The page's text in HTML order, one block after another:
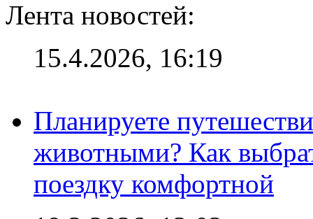
Лента новостей:
15.4.2026, 16:19
Планируете
животными? Как
поездку комфортной